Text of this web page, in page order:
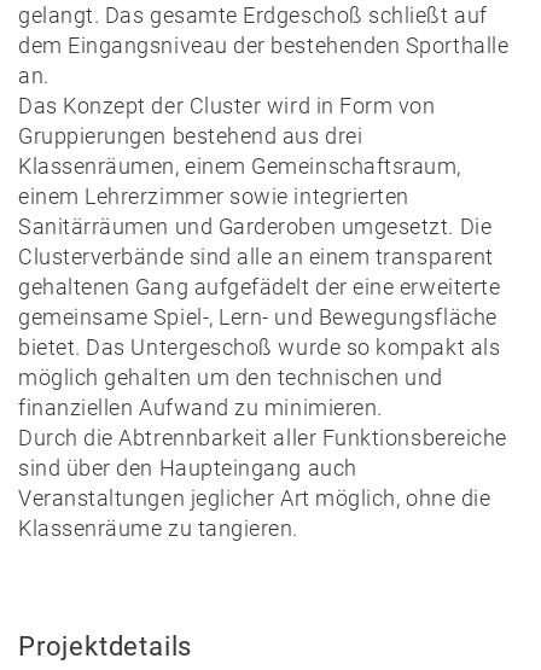
News
Projekte
gelangt. Das gesamte Erdgeschoß schließt auf
dem Eingangsniveau der bestehenden Sporthalle
an.
Das Konzept der Cluster wird in Form von
Gruppierungen bestehend aus drei
Klassenräumen, einem Gemeinschaftsraum,
einem Lehrerzimmer sowie integrierten
Sanitärräumen und Garderoben umgesetzt. Die
Clusterverbände sind alle an einem transparent
gehaltenen Gang aufgefädelt der eine erweiterte
gemeinsame Spiel-, Lern- und Bewegungsfläche
bietet. Das Untergeschoß wurde so kompakt als
möglich gehalten um den technischen und
finanziellen Aufwand zu minimieren.
Durch die Abtrennbarkeit aller Funktionsbereiche
sind über den Haupteingang auch
Veranstaltungen jeglicher Art möglich, ohne die
Klassenräume zu tangieren.
Projektdetails